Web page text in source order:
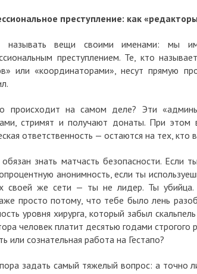
преступление: как
называть вещи своими именами: мы
преступлением. Те, кто
или «координаторами», несут прямую
происходит на самом деле? Эти
стримят и получают донаты. При этом
ответственность — остаются на тех, кто
знать матчасть безопасности. Если
анонимность, если ты
своей же сети — ты не лидер. Ты
просто потому, что тебе было лень
уровня хирурга, который забыл
человек платит десятью годами строгого
или сознательная работа на Гестапо?
задать самый тяжелый вопрос: а точно